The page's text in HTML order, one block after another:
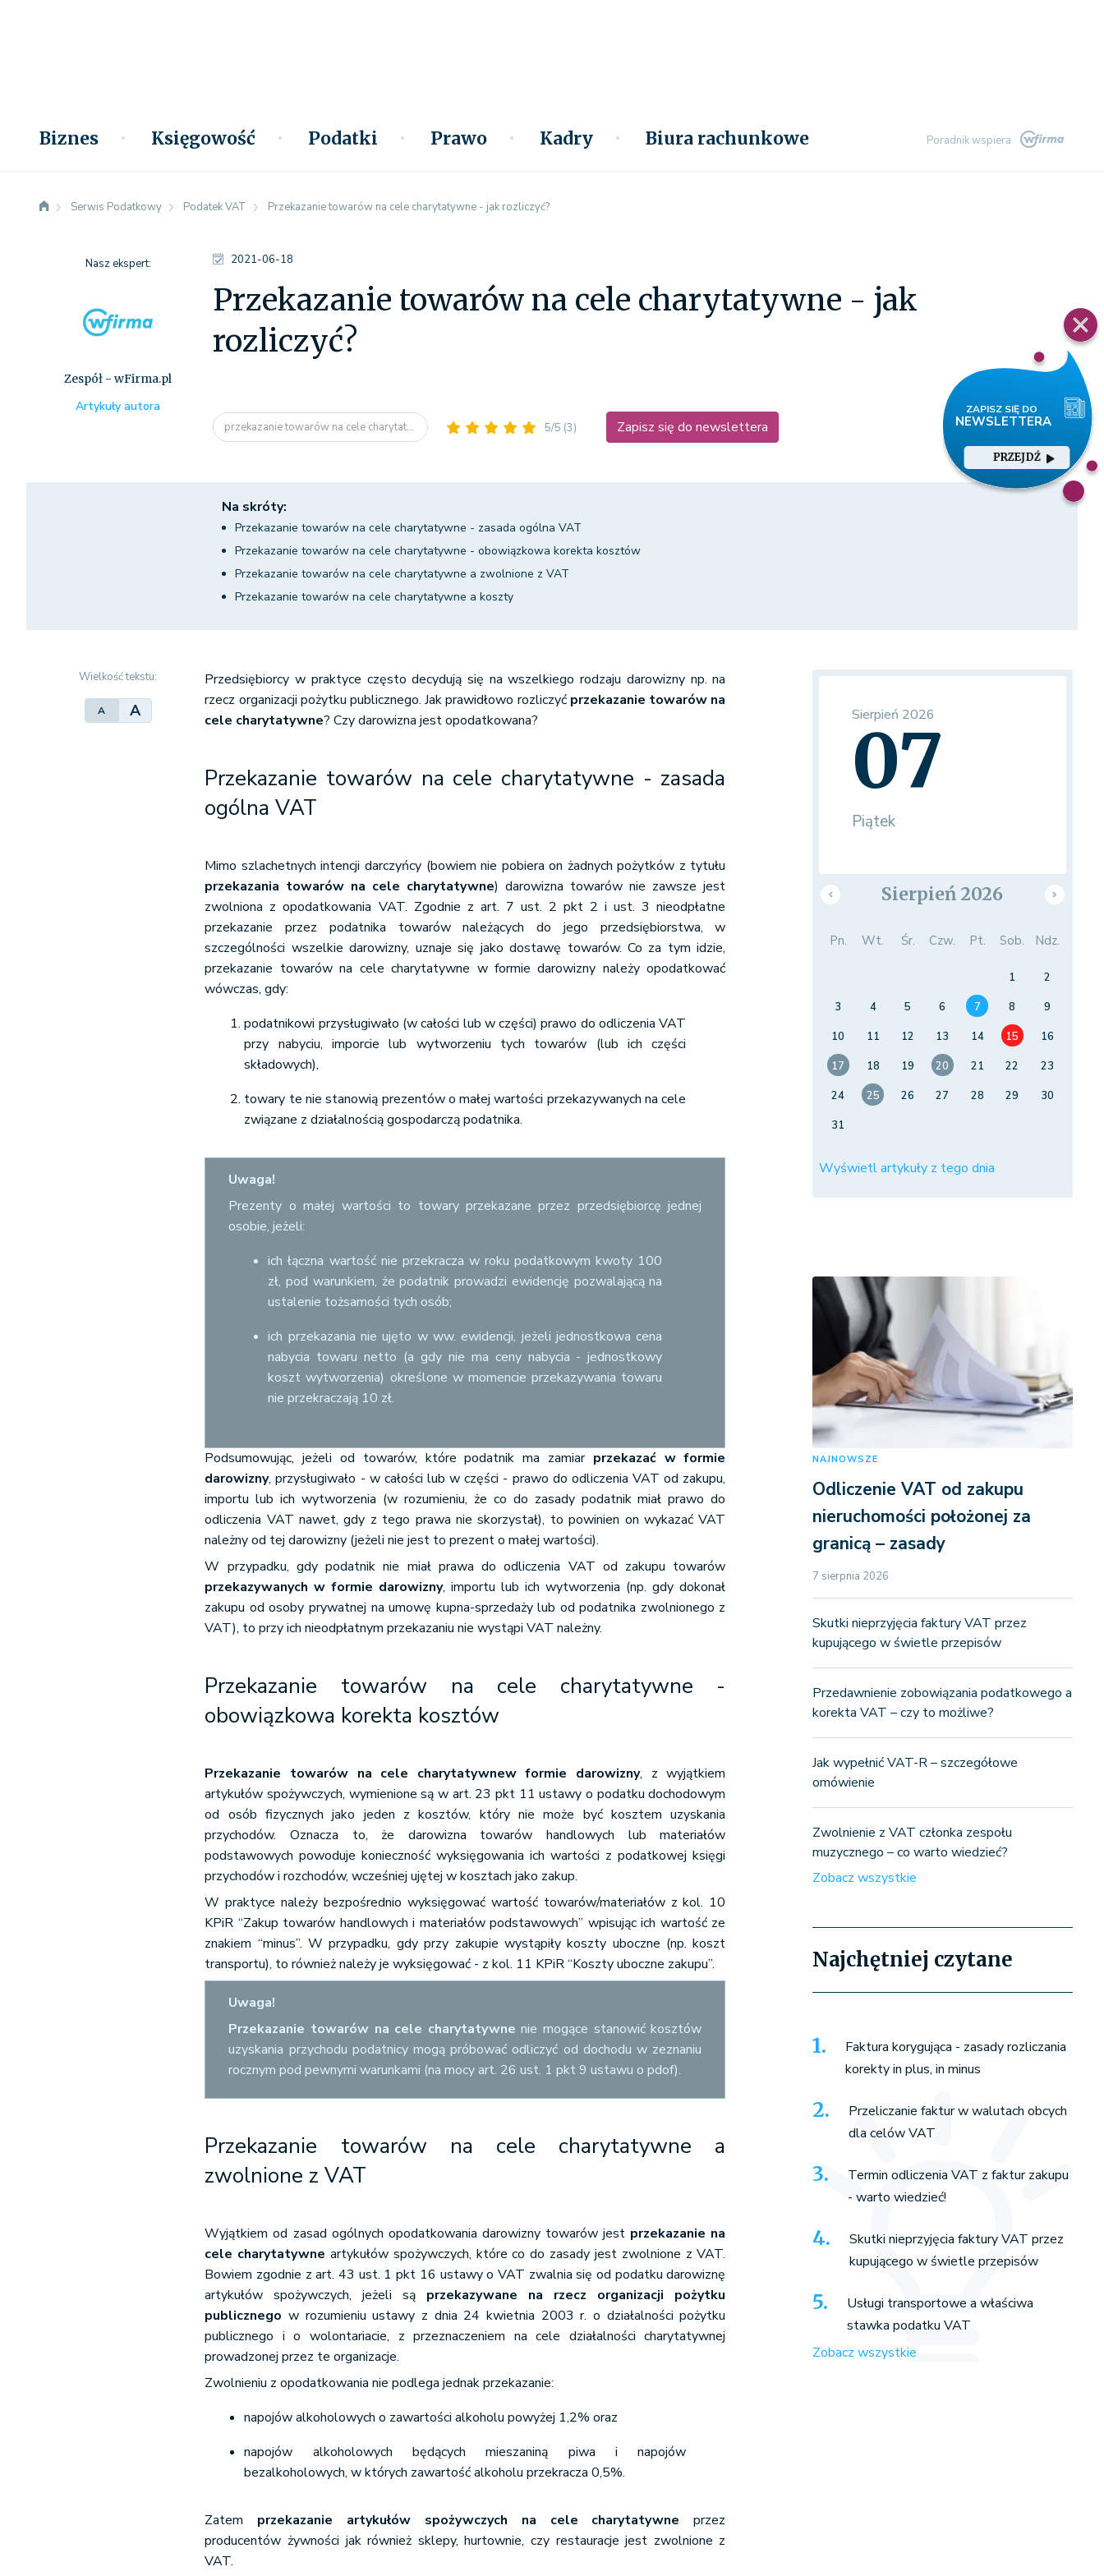
Biznes Księgowość Podatki Prawo Kadry Biura rachunkowe Poradnik wspiera
PRZEJDŹ
Serwis Podatkowy Podatek VAT Przekazanie towarów na cele charytatywne - jak rozliczyć?
2021-06-18
Przekazanie towarów na cele charytatywne - jak
rozliczyć?
przekazanie towarów na cele charytat... 5/5 (3) Zapisz się do newslettera
Nasz ekspert:
Zespół - wFirma.pl
Artykuły autora
Na skróty:
Przekazanie towarów na cele charytatywne - zasada ogólna VAT
Przekazanie towarów na cele charytatywne - obowiązkowa korekta kosztów
Przekazanie towarów na cele charytatywne a zwolnione z VAT
Przekazanie towarów na cele charytatywne a koszty
Wielkość tekstu:
A A
Przedsiębiorcy w praktyce często decydują się na wszelkiego rodzaju darowizny np. na
rzecz organizacji pożytku publicznego. Jak prawidłowo rozliczyć przekazanie towarów na
cele charytatywne? Czy darowizna jest opodatkowana?
Przekazanie towarów na cele charytatywne - zasada
ogólna VAT
Mimo szlachetnych intencji darczyńcy (bowiem nie pobiera on żadnych pożytków z tytułu
przekazania towarów na cele charytatywne) darowizna towarów nie zawsze jest
zwolniona z opodatkowania VAT. Zgodnie z art. 7 ust. 2 pkt 2 i ust. 3 nieodpłatne
przekazanie przez podatnika towarów należących do jego przedsiębiorstwa, w
szczególności wszelkie darowizny, uznaje się jako dostawę towarów. Co za tym idzie,
przekazanie towarów na cele charytatywne w formie darowizny należy opodatkować
wówczas, gdy:
podatnikowi przysługiwało (w całości lub w części) prawo do odliczenia VAT
przy nabyciu, imporcie lub wytworzeniu tych towarów (lub ich części
składowych),
towary te nie stanowią prezentów o małej wartości przekazywanych na cele
związane z działalnością gospodarczą podatnika.
Uwaga!
Prezenty o małej wartości to towary przekazane przez przedsiębiorcę jednej
osobie, jeżeli:
ich łączna wartość nie przekracza w roku podatkowym kwoty 100
zł, pod warunkiem, że podatnik prowadzi ewidencję pozwalającą na
ustalenie tożsamości tych osób;
ich przekazania nie ujęto w ww. ewidencji, jeżeli jednostkowa cena
nabycia towaru netto (a gdy nie ma ceny nabycia - jednostkowy
koszt wytworzenia) określone w momencie przekazywania towaru
nie przekraczają 10 zł.
Podsumowując, jeżeli od towarów, które podatnik ma zamiar przekazać w formie
darowizny, przysługiwało - w całości lub w części - prawo do odliczenia VAT od zakupu,
importu lub ich wytworzenia (w rozumieniu, że co do zasady podatnik miał prawo do
odliczenia VAT nawet, gdy z tego prawa nie skorzystał), to powinien on wykazać VAT
należny od tej darowizny (jeżeli nie jest to prezent o małej wartości).
W przypadku, gdy podatnik nie miał prawa do odliczenia VAT od zakupu towarów
przekazywanych w formie darowizny, importu lub ich wytworzenia (np. gdy dokonał
zakupu od osoby prywatnej na umowę kupna-sprzedaży lub od podatnika zwolnionego z
VAT), to przy ich nieodpłatnym przekazaniu nie wystąpi VAT należny.
Przekazanie towarów na cele charytatywne -
obowiązkowa korekta kosztów
Przekazanie towarów na cele charytatywnew formie darowizny, z wyjątkiem
artykułów spożywczych, wymienione są w art. 23 pkt 11 ustawy o podatku dochodowym
od osób fizycznych jako jeden z kosztów, który nie może być kosztem uzyskania
przychodów. Oznacza to, że darowizna towarów handlowych lub materiałów
podstawowych powoduje konieczność wyksięgowania ich wartości z podatkowej księgi
przychodów i rozchodów, wcześniej ujętej w kosztach jako zakup.
W praktyce należy bezpośrednio wyksięgować wartość towarów/materiałów z kol. 10
KPiR “Zakup towarów handlowych i materiałów podstawowych” wpisując ich wartość ze
znakiem “minus”. W przypadku, gdy przy zakupie wystąpiły koszty uboczne (np. koszt
transportu), to również należy je wyksięgować - z kol. 11 KPiR “Koszty uboczne zakupu”.
Uwaga!
Przekazanie towarów na cele charytatywne nie mogące stanowić kosztów
uzyskania przychodu podatnicy mogą próbować odliczyć od dochodu w zeznaniu
rocznym pod pewnymi warunkami (na mocy art. 26 ust. 1 pkt 9 ustawu o pdof).
Przekazanie towarów na cele charytatywne a
zwolnione z VAT
Wyjątkiem od zasad ogólnych opodatkowania darowizny towarów jest przekazanie na
cele charytatywne artykułów spożywczych, które co do zasady jest zwolnione z VAT.
Bowiem zgodnie z art. 43 ust. 1 pkt 16 ustawy o VAT zwalnia się od podatku darowiznę
artykułów spożywczych, jeżeli są przekazywane na rzecz organizacji pożytku
publicznego w rozumieniu ustawy z dnia 24 kwietnia 2003 r. o działalności pożytku
publicznego i o wolontariacie, z przeznaczeniem na cele działalności charytatywnej
prowadzonej przez te organizacje.
Zwolnieniu z opodatkowania nie podlega jednak przekazanie:
napojów alkoholowych o zawartości alkoholu powyżej 1,2% oraz
napojów alkoholowych będących mieszaniną piwa i napojów
bezalkoholowych, w których zawartość alkoholu przekracza 0,5%.
Zatem przekazanie artykułów spożywczych na cele charytatywne przez
producentów żywności jak również sklepy, hurtownie, czy restauracje jest zwolnione z
VAT.
Sierpień 2026
07
Piątek
Sierpień 2026
Pn. Wt. Śr. Czw. Pt. Sob. Ndz.
1
2
3
4 5 6 7 8
9
10
11 12 13 14 15
16
17
18 19 20 21 22
23
24
25 26 27 28 29
30
31
Wyświetl artykuły z tego dnia
NAJNOWSZE
Odliczenie VAT od zakupu
nieruchomości położonej za
granicą – zasady
7 sierpnia 2026
Skutki nieprzyjęcia faktury VAT przez
kupującego w świetle przepisów
Przedawnienie zobowiązania podatkowego a
korekta VAT – czy to możliwe?
Jak wypełnić VAT-R – szczegółowe
omówienie
Zwolnienie z VAT członka zespołu
muzycznego – co warto wiedzieć?
Zobacz wszystkie
Najchętniej czytane
Faktura korygująca - zasady rozliczania
korekty in plus, in minus
Przeliczanie faktur w walutach obcych
dla celów VAT
Termin odliczenia VAT z faktur zakupu
- warto wiedzieć!
Skutki nieprzyjęcia faktury VAT przez
kupującego w świetle przepisów
Usługi transportowe a właściwa
stawka podatku VAT
Zobacz wszystkie